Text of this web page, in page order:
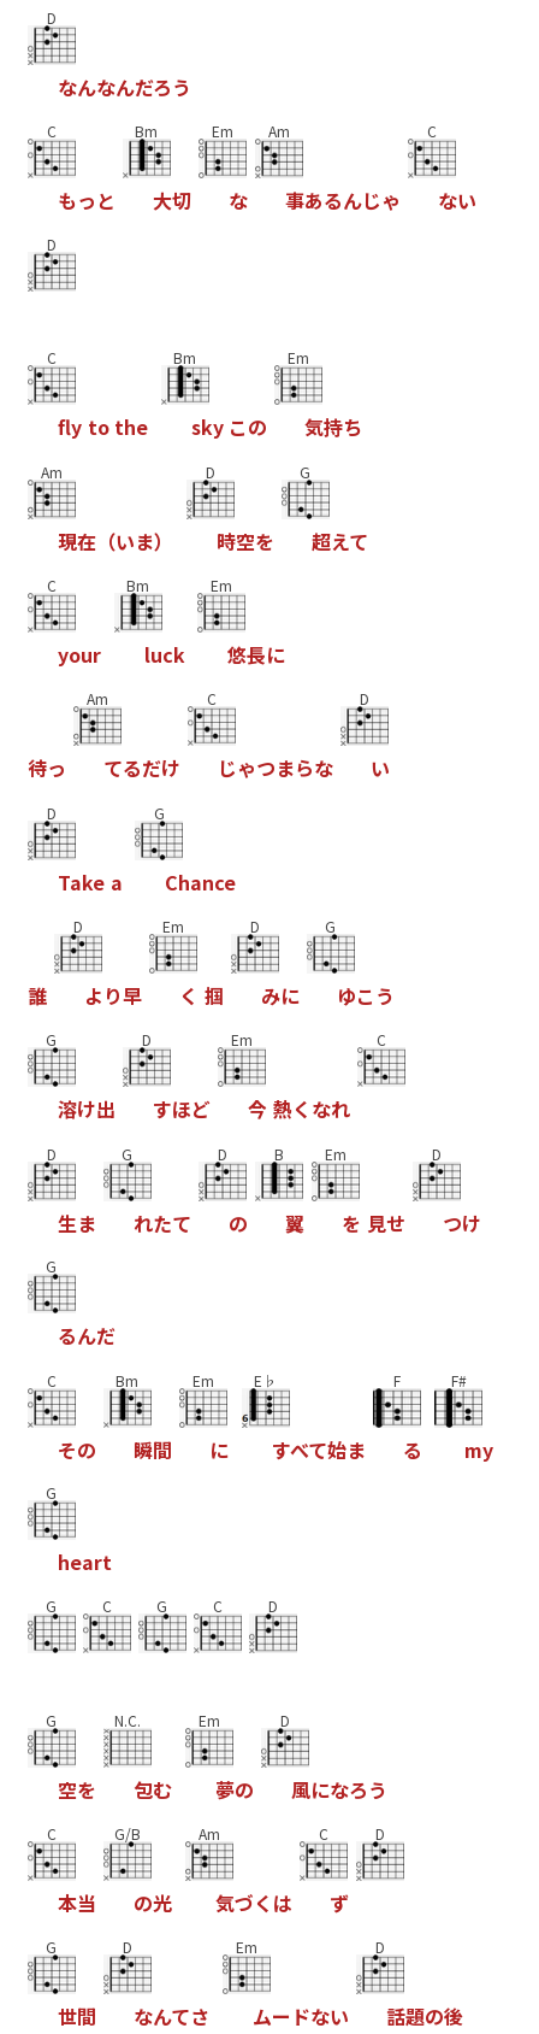
D
なんなんだろう
C
もっ と
Bm
大切
Em
な
Am
事あるんじゃ
C
ない
D
C
fy to the
Bm
sky この
Em
気持ち
Am
現在（いま）
D
時空を
G
超えて
C
your
Bm
luck
Em
悠長に
待っ
Am
てるだけ
C
じゃつまらな
D
い
D
Take a
G
Chance
誰
D
よ り早
Em
く 掴
D
みに
G
ゆこ う
G
溶け出
D
すほど
Em
今 熱く なれ
C
D
生ま
G
れたて
D
の
B
翼
Em
を 見せ
D
つけ
G
るんだ
C
その
Bm
瞬間
Em
に
E♭
すべて始ま
F
る
F#
my
G
heart
G C G C D
G
空を
N.C.
包む
Em
夢の
D
風になろう
C
本当
G/B
の光
Am
気づく は
C
ず
D
G
世間
D
なんてさ
Em
ムー ドない
D
話題の後